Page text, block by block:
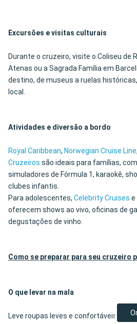
Excursões e visitas culturais
Durante o cruzeiro, visite o Coliseu de
Atenas ou a Sagrada Família em
destino, de museus a ruelas
local.
Atividades e diversão a bordo
Royal Caribbean, Norwegian Cruise Line,
Cruzeiros são ideais para famílias,
simuladores de Fórmula 1, karaokê,
clubes infantis.
Para adolescentes, Celebrity Cruises e
oferecem shows ao vivo, oficinas de
degustações de vinho.
Como se preparar para seu cruzeiro
O que levar na mala
Leve roupas leves e confortáveis para